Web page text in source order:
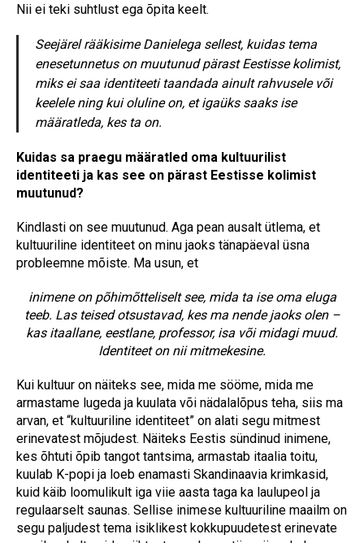
Nii ei teki suhtlust ega õpita keelt.
Seejärel rääkisime Danielega sellest, kuidas tema
enesetunnetus on muutunud pärast Eestisse kolimist,
miks ei saa identiteeti taandada ainult rahvusele või
keelele ning kui oluline on, et igaüks saaks ise
määratleda, kes ta on.
Kuidas sa praegu määratled oma kultuurilist
identiteeti ja kas see on pärast Eestisse kolimist
muutunud?
Kindlasti on see muutunud. Aga pean ausalt ütlema, et
kultuuriline identiteet on minu jaoks tänapäeval üsna
probleemne mõiste. Ma usun, et
inimene on põhimõtteliselt see, mida ta ise oma eluga
teeb. Las teised otsustavad, kes ma nende jaoks olen –
kas itaallane, eestlane, professor, isa või midagi muud.
Identiteet on nii mitmekesine.
Kui kultuur on näiteks see, mida me sööme, mida me
armastame lugeda ja kuulata või nädalalõpus teha, siis ma
arvan, et “kultuuriline identiteet” on alati segu mitmest
erinevatest mõjudest. Näiteks Eestis sündinud inimene,
kes õhtuti õpib tangot tantsima, armastab itaalia toitu,
kuulab K-popi ja loeb enamasti Skandinaavia krimkasid,
kuid käib loomulikult iga viie aasta taga ka laulupeol ja
regulaarselt saunas. Sellise inimese kultuuriline maailm on
segu paljudest tema isiklikest kokkupuudetest erinevate